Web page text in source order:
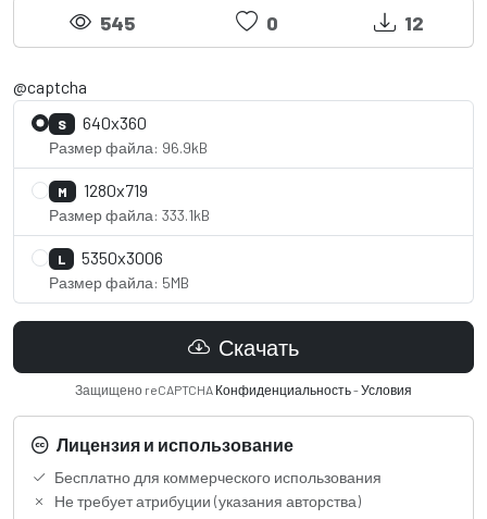
545 0 12
@captcha
S 640x360
Размер файла: 96.9kB
M 1280x719
Размер файла: 333.1kB
L 5350x3006
Размер файла: 5MB
Скачать
Защищено reCAPTCHA Конфиденциальность-Условия
Лицензия и использование
Бесплатно для коммерческого использования
Не требует атрибуции (указания авторства)